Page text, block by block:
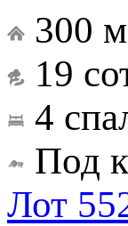
300 м
19
4
Под
Лот